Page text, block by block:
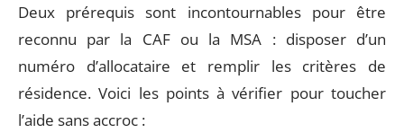
Deux prérequis sont incontournables pour être
reconnu par la CAF ou la MSA : disposer d’un
numéro d’allocataire et remplir les critères de
résidence. Voici les points à vérifier pour toucher
l’aide sans accroc :